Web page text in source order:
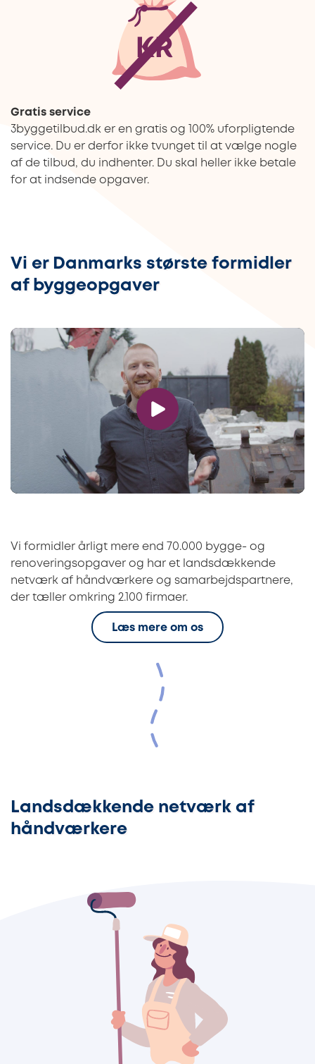
Gratis service
3byggetilbud.dk er en gratis og 100% uforpligtende
service. Du er derfor ikke tvunget til at vælge nogle
af de tilbud, du indhenter. Du skal heller ikke betale
for at indsende opgaver.
Vi er Danmarks største formidler
af byggeopgaver
Vi formidler årligt mere end 70.000 bygge- og
renoveringsopgaver og har et landsdækkende
netværk af håndværkere og samarbejdspartnere,
der tæller omkring 2.100 firmaer.
Læs mere om os
Landsdækkende netværk af
håndværkere